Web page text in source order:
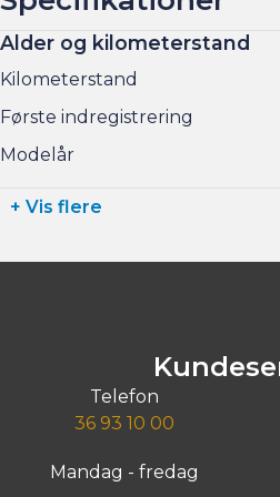
Lørdag kl. 11.00 - 15.00
Søndag kl. 10.00 - 15.00
Alder og kilometerstand
Kilometerstand
Første indregistrering
Modelår
+ Vis flere
Telefon
36 93 10 00
Mandag - fredag